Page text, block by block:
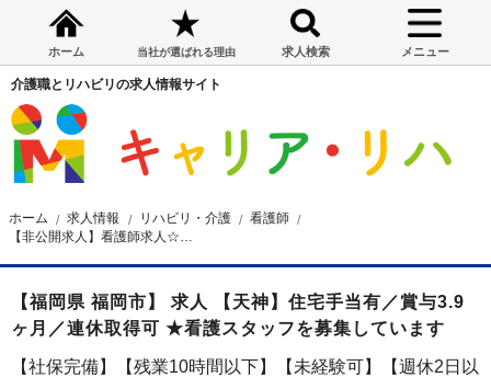
ホーム 当社が選ばれる理由 求人検索 メニュー
介護職とリハビリの求人情報サイト
ホーム 求人情報 リハビリ・介護
看護師
【福岡県 福岡市】 求人 【天神】住宅手当有／賞与3.9
ヶ月／連休取得可 ★看護スタッフを募集しています
【社保完備】【残業10時間以下】【未経験可】【週休2日以